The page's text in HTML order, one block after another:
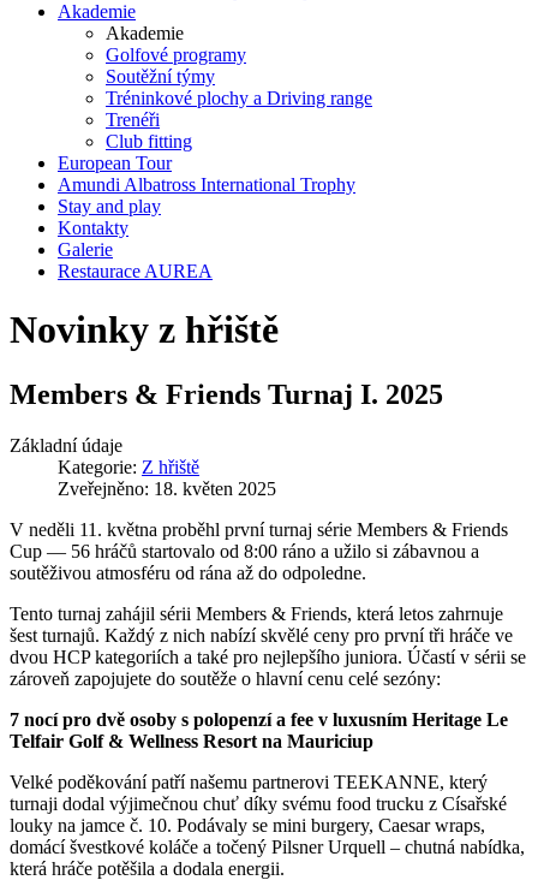
Akademie
Akademie
Golfové programy
Soutěžní týmy
Tréninkové plochy a Driving range
Trenéři
Club fitting
European Tour
Amundi Albatross International Trophy
Stay and play
Kontakty
Galerie
Restaurace AUREA
Novinky z hřiště
Members & Friends Turnaj I. 2025
Základní údaje
Kategorie: Z hřiště
Zveřejněno: 18. květen 2025
V neděli 11. května proběhl první turnaj série Members & Friends
Cup — 56 hráčů startovalo od 8:00 ráno a užilo si zábavnou a
soutěživou atmosféru od rána až do odpoledne.
Tento turnaj zahájil sérii Members & Friends, která letos zahrnuje
šest turnajů. Každý z nich nabízí skvělé ceny pro první tři hráče ve
dvou HCP kategoriích a také pro nejlepšího juniora. Účastí v sérii se
zároveň zapojujete do soutěže o hlavní cenu celé sezóny:
7 nocí pro dvě osoby s polopenzí a fee v luxusním Heritage Le
Telfair Golf & Wellness Resort na Mauriciup
Velké poděkování patří našemu partnerovi TEEKANNE, který
turnaji dodal výjimečnou chuť díky svému food trucku z Císařské
louky na jamce č. 10. Podávaly se mini burgery, Caesar wraps,
domácí švestkové koláče a točený Pilsner Urquell – chutná nabídka,
která hráče potěšila a dodala energii.